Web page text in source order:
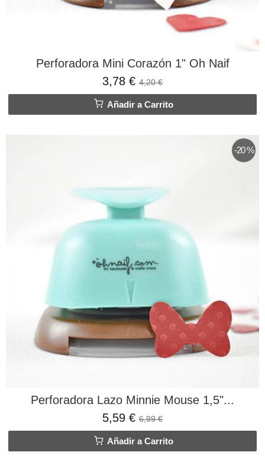
Perforadora Mini Corazón 1" Oh Naif
3,78 € 4,20 €
Añadir a Carrito
-20 %
Perforadora Lazo Minnie Mouse 1,5"...
5,59 € 6,99 €
Añadir a Carrito